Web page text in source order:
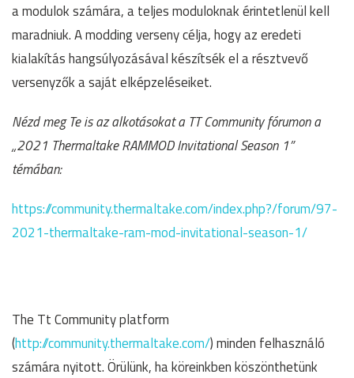
a modulok számára, a teljes moduloknak érintetlenül kell
maradniuk. A modding verseny célja, hogy az eredeti
kialakítás hangsúlyozásával készítsék el a résztvevő
versenyzők a saját elképzeléseiket.
Nézd meg Te is az alkotásokat a TT Community fórumon a
„2021 Thermaltake RAMMOD Invitational Season 1”
témában:
https://community.thermaltake.com/index.php?/forum/97-
2021-thermaltake-ram-mod-invitational-season-1/
The Tt Community platform
(http://community.thermaltake.com/) minden felhasználó
számára nyitott. Örülünk, ha köreinkben köszönthetünk